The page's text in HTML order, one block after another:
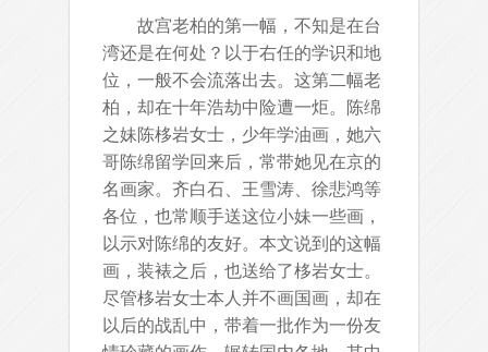
故宫老柏的第一幅，不知是在台
湾还是在何处？以于右任的学识和地
位，一般不会流落出去。这第二幅老
柏，却在十年浩劫中险遭一炬。陈绵
之妹陈栘岩女士，少年学油画，她六
哥陈绵留学回来后，常带她见在京的
名画家。齐白石、王雪涛、徐悲鸿等
各位，也常顺手送这位小妹一些画，
以示对陈绵的友好。本文说到的这幅
画，装裱之后，也送给了栘岩女士。
尽管栘岩女士本人并不画国画，却在
以后的战乱中，带着一批作为一份友